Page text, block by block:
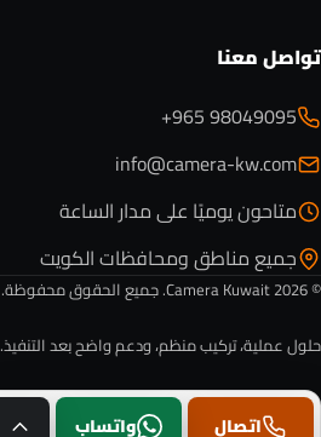
تواصل معنا
+965 98049095
info@camera-kw.com
متاحون يوميًا على مدار الساعة
جميع مناطق ومحافظات الكويت
© 2026 Camera Kuwait. جميع الحقوق محفوظة.
حلول عملية، تركيب منظم، ودعم واضح بعد التنفيذ.
اتصال واتساب